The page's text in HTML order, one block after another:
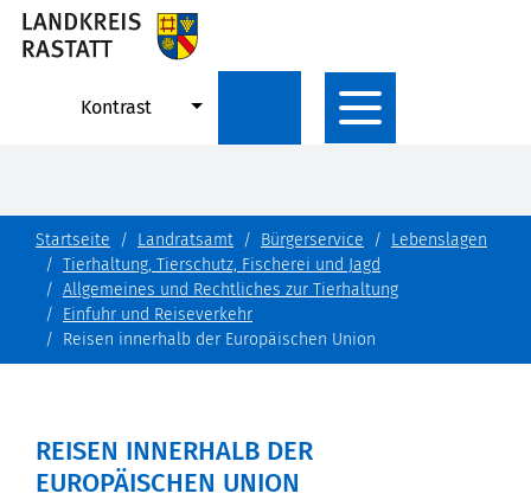
Kontrast
Startseite Landratsamt Bürgerservice
Lebenslagen
Tierhaltung, Tierschutz, Fischerei und Jagd
Allgemeines und Rechtliches zur Tierhaltung
Einfuhr und Reiseverkehr
Reisen innerhalb der Europäischen Union
REISEN INNERHALB DER
EUROPÄISCHEN UNION